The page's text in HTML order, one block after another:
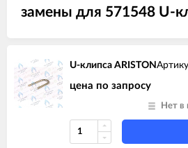
замены для 571548 U-
U-клипса ARISTON
цена по запросу
Нет в